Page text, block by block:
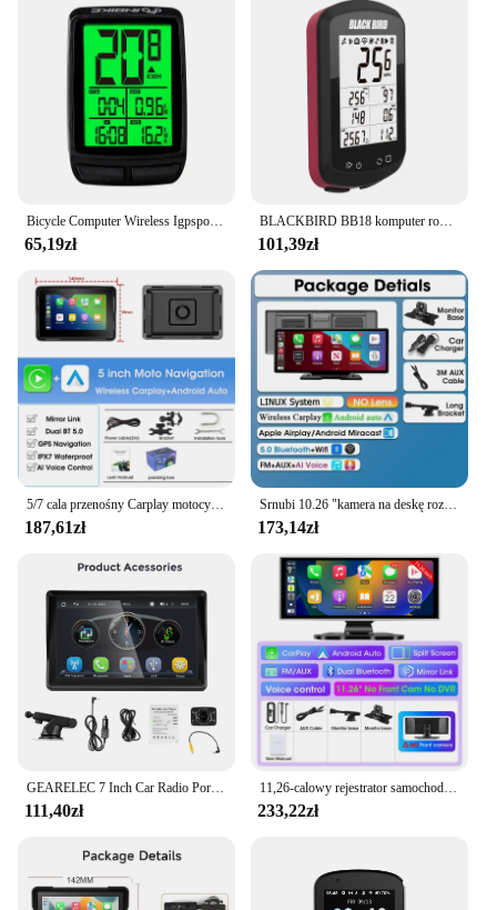
Bicycle Computer Wireless Igpsport MTB Mountain Bike Cycling Velocimetro GPS Bicicleta Odometer Stopwatch Bicycle Speedometer
65,19zł
BLACKBIRD BB18 komputer rowerowy bezprzewodowy MTB kolarstwo prędkościomierz GPS licznik kilometrów wyświetlacz 2.4in wodoodporna obsługa Bluetooth mrówka dane
101,39zł
5/7 cala przenośny Carplay motocykl DVR nawigacja GPS IPX7 wodoodporny wyświetlacz LCD do bezprzewodowego CarPlay Android Auto
187,61zł
Srnubi 10.26 "kamera na deskę rozdzielczą lusterko wsteczne Carplay Android Auto 4K DVR GPS odtwarzacz nawigacyjny podwójny rejestrator Len deska rozdzielcza 24H Park WIFI BT
173,14zł
GEARELEC 7 Inch Car Radio Portable Wireless Apple CarPlay Android Stereo Multimedia Touch Screen Bluetooth Navigation
111,40zł
11,26-calowy rejestrator samochodowy 4K Dash Cam Dual Lens Wireless Carplay & Android Auto Video Recorder Monitor GPS Navigation 5G Wifi FM AUX
233,22zł